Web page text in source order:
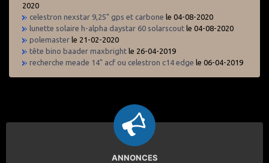
2020
celestron nexstar 9,25" gps et carbone le 04-08-2020
lunette solaire h-alpha daystar 60 solarscout le 04-08-2020
polemaster le 21-02-2020
tête bino baader maxbright le 26-04-2019
recherche meade 14" acf ou celestron c14 edge le 06-04-2019
ANNONCES